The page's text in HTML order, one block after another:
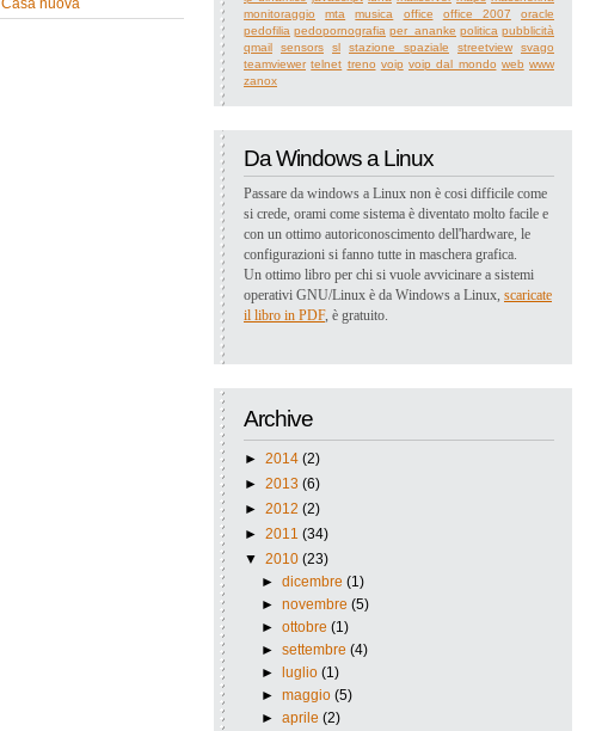
Casa nuova
monitoraggio
mta musica office office 2007
oracle
pedofilia pedopornografia per_ananke politica pubblicità
qmail
sensors sl stazione spaziale streetview
svago
teamviewer telnet treno voip voip dal mondo web www
zanox
Da Windows a Linux
Passare da windows a Linux non è cosi difficile come
si crede, orami come sistema è diventato molto facile e
con un ottimo autoriconoscimento dell'hardware, le
configurazioni si fanno tutte in maschera grafica.
Un ottimo libro per chi si vuole avvicinare a sistemi
operativi GNU/Linux è da Windows a Linux, scaricate
il libro in PDF, è gratuito.
Archive
► 2014 (2)
► 2013 (6)
► 2012 (2)
► 2011 (34)
▼ 2010 (23)
►dicembre (1)
►novembre (5)
►ottobre (1)
►settembre (4)
►
luglio (1)
►maggio (5)
►aprile (2)